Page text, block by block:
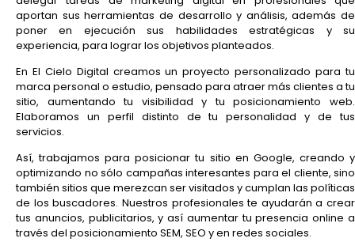
aportan sus herramientas de desarrollo y análisis, además de
poner en ejecución sus habilidades estratégicas y su
experiencia, para lograr los objetivos planteados.
En El Cielo Digital creamos un proyecto personalizado para tu
marca personal o estudio, pensado para atraer más clientes a tu
sitio, aumentando tu visibilidad y tu posicionamiento web.
Elaboramos un perfil distinto de tu personalidad y de tus
servicios.
Así, trabajamos para posicionar tu sitio en Google, creando y
optimizando no sólo campañas interesantes para el cliente, sino
también sitios que merezcan ser visitados y cumplan las políticas
de los buscadores. Nuestros profesionales te ayudarán a crear
tus anuncios, publicitarios, y así aumentar tu presencia online a
través del posicionamiento SEM, SEO y en redes sociales.